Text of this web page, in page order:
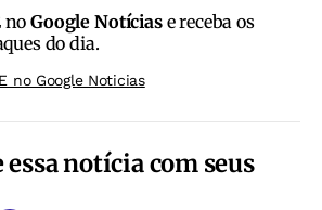
noGoogle Notíciase receba os
do dia.
no Google Noticias
notícia com seus